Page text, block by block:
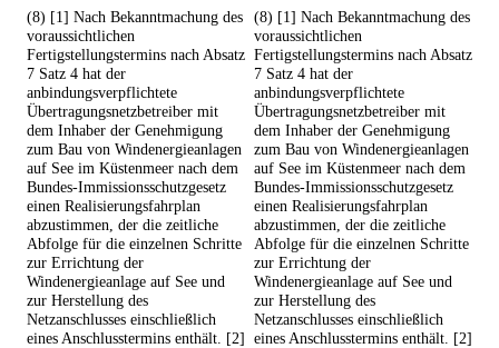
(8) [1] Nach Bekanntmachung des
voraussichtlichen
Fertigstellungstermins nach Absatz
7 Satz 4 hat der
anbindungsverpflichtete
Übertragungsnetzbetreiber mit
dem Inhaber der Genehmigung
zum Bau von Windenergieanlagen
auf See im Küstenmeer nach dem
Bundes-Immissionsschutzgesetz
einen Realisierungsfahrplan
abzustimmen, der die zeitliche
Abfolge für die einzelnen Schritte
zur Errichtung der
Windenergieanlage auf See und
zur Herstellung des
Netzanschlusses einschließlich
eines Anschlusstermins enthält. [2]
(8) [1] Nach Bekanntmachung des
voraussichtlichen
Fertigstellungstermins nach Absatz
7 Satz 4 hat der
anbindungsverpflichtete
Übertragungsnetzbetreiber mit
dem Inhaber der Genehmigung
zum Bau von Windenergieanlagen
auf See im Küstenmeer nach dem
Bundes-Immissionsschutzgesetz
einen Realisierungsfahrplan
abzustimmen, der die zeitliche
Abfolge für die einzelnen Schritte
zur Errichtung der
Windenergieanlage auf See und
zur Herstellung des
Netzanschlusses einschließlich
eines Anschlusstermins enthält. [2]